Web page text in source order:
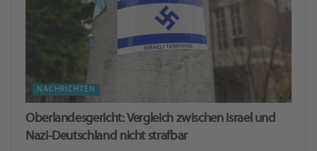
NACHRICHTEN
Oberlandesgericht: Ver­gleich zwi­schen Is­ra­el und
Nazi-Deutschland nicht straf­bar